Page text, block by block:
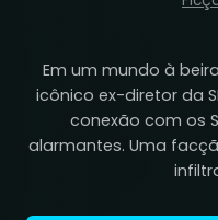
Em um mundo à
icônico ex-diretor da
conexão com os
alarmantes. Uma